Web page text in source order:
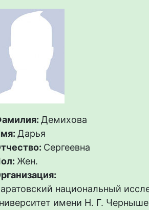
Демихова
Дарья
Сергеевна
Жен.
национальный
имени Н. Г.